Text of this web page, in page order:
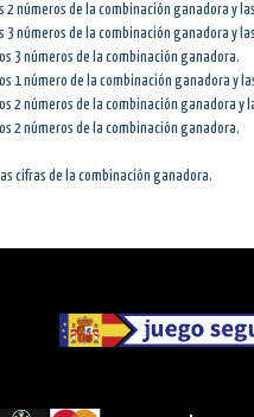
2 números de la combinación ganadora y
3 números de la combinación ganadora y
3 números de la combinación ganadora.
1 número de la combinación ganadora y
2 números de la combinación ganadora y
2 números de la combinación ganadora.
cifras de la combinación ganadora.